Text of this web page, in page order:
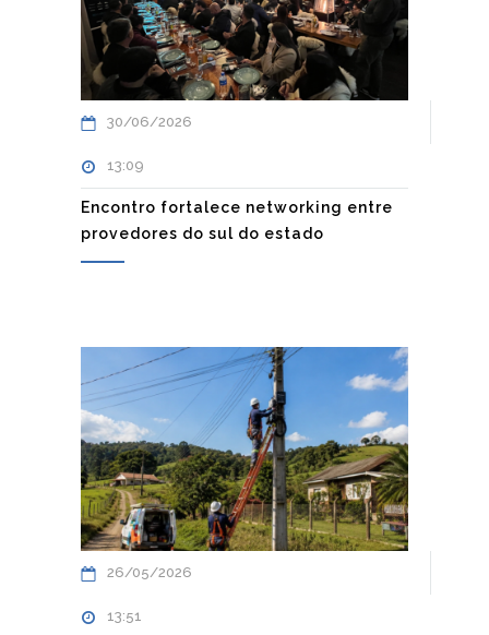
30/06/2026
13:09
Encontro fortalece networking entre
provedores do sul do estado
26/05/2026
13:51